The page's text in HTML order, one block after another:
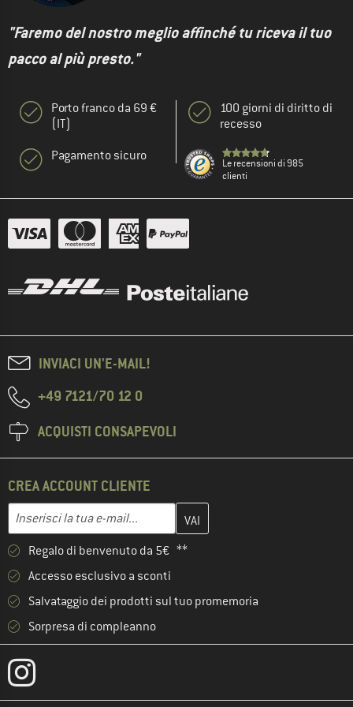
"Faremo del nostro meglio affinché tu riceva il tuo
pacco al più presto."
Porto franco da 69 €
(IT)
Pagamento sicuro
100 giorni di diritto di
recesso
Le recensioni di 985
clienti
INVIACI UN'E-MAIL!
+49 7121/70 12 0
ACQUISTI CONSAPEVOLI
CREA ACCOUNT CLIENTE
Indirizzo e-mail
Inserisci qui il tuo indirizzo e-mail e crea il tuo account cliente
Regalo di benvenuto da 5€ **
Accesso esclusivo a sconti
Salvataggio dei prodotti sul tuo promemoria
Sorpresa di compleanno